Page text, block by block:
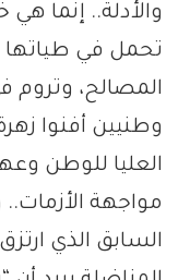
والأدلة.. إنما
تحمل في طياتها
المصالح، وتروم
وطنيين أفنوا
العليا للوطن
مواجهة
السابق الذي